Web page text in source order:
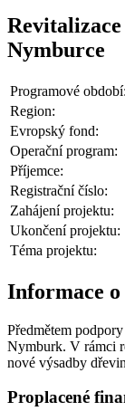
Nymburce
Programové období:
Region:
Evropský fond:
Operační program:
Příjemce:
Registrační číslo:
Zahájení projektu:
Ukončení projektu:
Téma projektu:
Informace
Předmětem
Nymburk. V rámci
nové výsadby
Proplacené